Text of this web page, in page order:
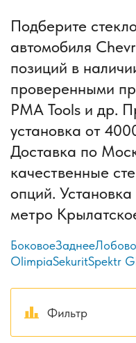
Подберите
автомобиля
позиций в
проверенными
PMA Tools и др.
установка от
Доставка по
качественные
опций.
метро
БоковоеЗаднее
OlimpiaSekuritSpektr
Фильтр